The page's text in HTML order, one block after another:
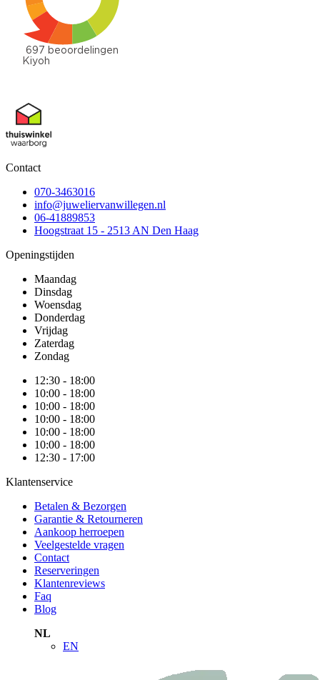
Contact
070-3463016
info@juweliervanwillegen.nl
06-41889853
Hoogstraat 15 - 2513 AN Den Haag
Openingstijden
Maandag
Dinsdag
Woensdag
Donderdag
Vrijdag
Zaterdag
Zondag
12:30 - 18:00
10:00 - 18:00
10:00 - 18:00
10:00 - 18:00
10:00 - 18:00
10:00 - 18:00
12:30 - 17:00
Klantenservice
Betalen & Bezorgen
Garantie & Retourneren
Aankoop herroepen
Veelgestelde vragen
Contact
Reserveringen
Klantenreviews
Faq
Blog
NL
EN